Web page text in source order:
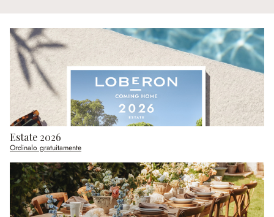
Estate 2026
Ordinalo gratuitamente